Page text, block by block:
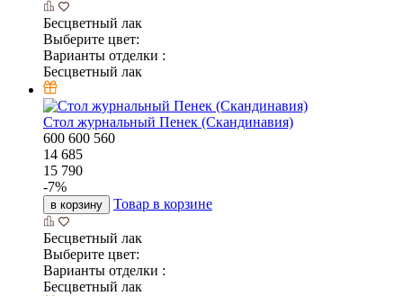
Бесцветный лак
Выберите цвет:
Варианты отделки :
Бесцветный лак
Стол журнальный Пенек (Скандинавия)
600 600 560
14 685
15 790
-7%
в корзину Товар в корзине
Бесцветный лак
Выберите цвет:
Варианты отделки :
Бесцветный лак